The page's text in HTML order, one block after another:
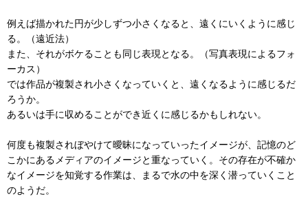
例えば描かれた円が少しずつ小さくなると、遠くにいくように感じ
る。（遠近法）
また、それがボケることも同じ表現となる。（写真表現によるフォ
ーカス）
では作品が複製され小さくなっていくと、遠くなるように感じるだ
ろうか。
あるいは手に収めることができ近くに感じるかもしれない。
何度も複製されぼやけて曖昧になっていったイメージが、記憶のど
こかにあるメディアのイメージと重なっていく。その存在が不確か
なイメージを知覚する作業は、まるで水の中を深く潜っていくこと
のようだ。